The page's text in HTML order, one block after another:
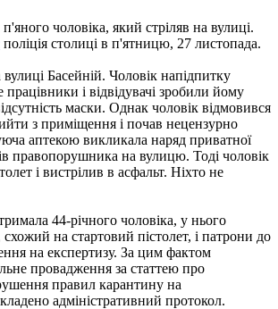
чоловіка, який стріляв на вулиці.
поліція столиці в п'ятницю, 27 листопада.
Басейній. Чоловік напідпитку
і відвідувачі зробили йому
маски. Однак чоловік відмовився
з приміщення і почав нецензурно
аптекою викликала наряд приватної
правопорушника на вулицю. Тоді чоловік
і вистрілив в асфальт. Ніхто не
44-річного чоловіка, у нього
на стартовий пістолет, і патрони до
на експертизу. За цим фактом
провадження за статтею про
правил карантину на
адміністративний протокол.